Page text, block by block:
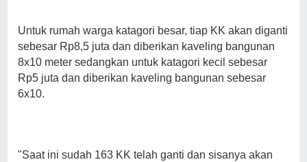
Untuk rumah warga katagori besar, tiap KK akan diganti
sebesar Rp8,5 juta dan diberikan kaveling bangunan
8x10 meter sedangkan untuk katagori kecil sebesar
Rp5 juta dan diberikan kaveling bangunan sebesar
6x10.
"Saat ini sudah 163 KK telah ganti dan sisanya akan